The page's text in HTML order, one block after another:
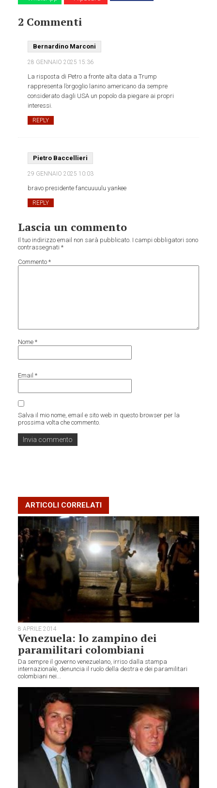
2 Commenti
Bernardino Marconi
28 GENNAIO 2025 15:36
La risposta di Petro a fronte alta data a Trump
rappresenta l’orgoglio lanino americano da sempre
considerato dagli USA un popolo da piegare ai propri
interessi.
REPLY
Pietro Baccellieri
29 GENNAIO 2025 10:03
bravo presidente fancuuuulu yankee
REPLY
Lascia un commento
Il tuo indirizzo email non sarà pubblicato. I campi obbligatori sono
contrassegnati*
Commento*
Nome*
Email*
Salva il mio nome, email e sito web in questo browser per la
prossima volta che commento.
ARTICOLI CORRELATI
8 APRILE 2014
Venezuela: lo zampino dei
paramilitari colombiani
Da sempre il governo venezuelano, irriso dalla stampa
internazionale, denuncia il ruolo della destra e dei paramilitari
colombiani nei...